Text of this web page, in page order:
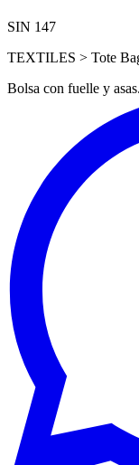
SIN 147
TEXTILES > Tote
Bolsa con fuelle y